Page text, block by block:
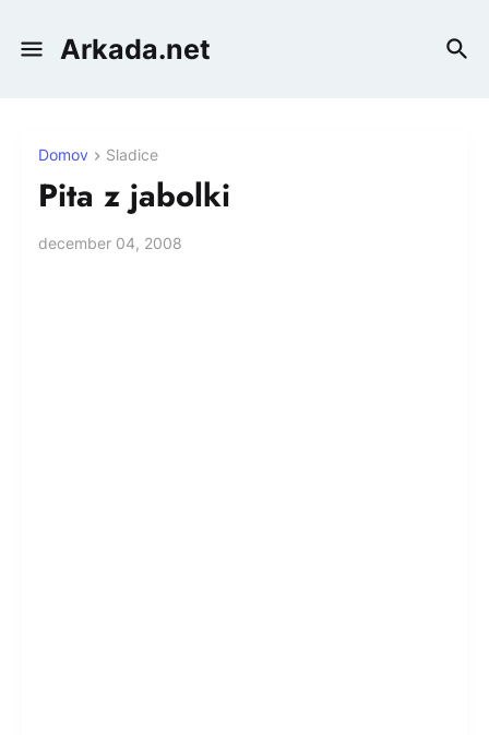
Arkada.net
Domov Sladice
Pita z jabolki
december 04, 2008